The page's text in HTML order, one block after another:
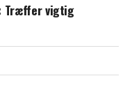
Træffer vigtig